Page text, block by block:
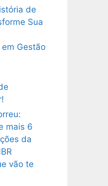
de
Sua
em Gestão
mais 6
da
vão te